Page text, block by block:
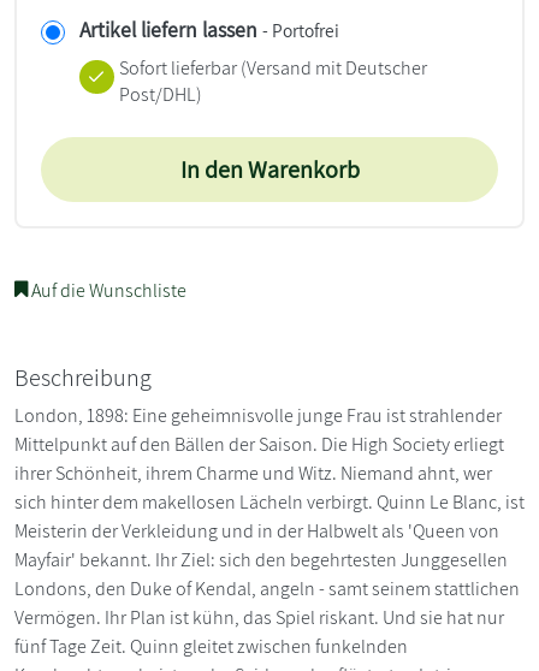
Artikel liefern lassen - Portofrei
Sofort lieferbar(Versand mit Deutscher
Post/DHL)
In den Warenkorb
Auf die Wunschliste
Beschreibung
London, 1898: Eine geheimnisvolle junge Frau ist strahlender
Mittelpunkt auf den Bällen der Saison. Die High Society erliegt
ihrer Schönheit, ihrem Charme und Witz. Niemand ahnt, wer
sich hinter dem makellosen Lächeln verbirgt. Quinn Le Blanc, ist
Meisterin der Verkleidung und in der Halbwelt als 'Queen von
Mayfair' bekannt. Ihr Ziel: sich den begehrtesten Junggesellen
Londons, den Duke of Kendal, angeln - samt seinem stattlichen
Vermögen. Ihr Plan ist kühn, das Spiel riskant. Und sie hat nur
fünf Tage Zeit. Quinn gleitet zwischen funkelnden